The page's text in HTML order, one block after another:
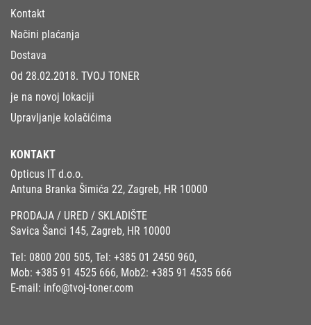
Kontakt
Načini plaćanja
Dostava
Od 28.02.2018. TVOJ TONER
je na novoj lokaciji
Upravljanje kolačićima
KONTAKT
Opticus IT d.o.o.
Antuna Branka Šimića 22, Zagreb, HR 10000
PRODAJA / URED / SKLADIŠTE
Savica Šanci 145, Zagreb, HR 10000
Tel: 0800 200 505, Tel: +385 01 2450 960,
Mob: +385 91 4525 666, Mob2: +385 91 4535 666
E-mail: info@tvoj-toner.com